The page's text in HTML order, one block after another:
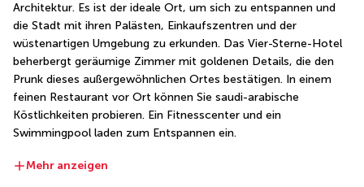
Architektur. Es ist der ideale Ort, um sich zu entspannen und
die Stadt mit ihren Palästen, Einkaufszentren und der
wüstenartigen Umgebung zu erkunden. Das Vier-Sterne-Hotel
beherbergt geräumige Zimmer mit goldenen Details, die den
Prunk dieses außergewöhnlichen Ortes bestätigen. In einem
feinen Restaurant vor Ort können Sie saudi-arabische
Köstlichkeiten probieren. Ein Fitnesscenter und ein
Swimmingpool laden zum Entspannen ein.
Mehr anzeigen